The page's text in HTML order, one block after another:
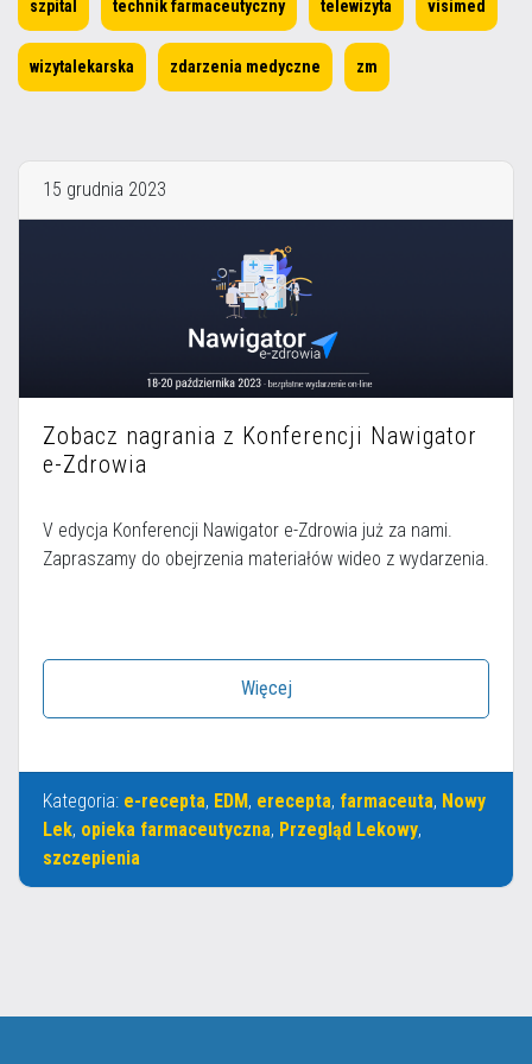
szpital technik farmaceutyczny telewizyta visimed
wizytalekarska zdarzenia medyczne zm
15 grudnia 2023
Zobacz nagrania z Konferencji Nawigator
e-Zdrowia
V edycja Konferencji Nawigator e-Zdrowia już za nami.
Zapraszamy do obejrzenia materiałów wideo z wydarzenia.
Więcej
Kategoria: e-recepta, EDM, erecepta, farmaceuta, Nowy
Lek, opieka farmaceutyczna, Przegląd Lekowy,
szczepienia
Więcej informacji na temat wykorzystywania narzędzi zewnętrznych na
naszych stronach znajdziesz wPolityce cookies.